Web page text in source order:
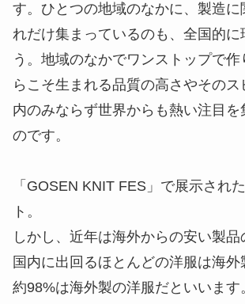
す。ひとつの地域のなかに、製造に
れだけ集まっているのも、全国的に
う。地域のなかでワンストップで
らこそ生まれる品質の高さやそのス
内のみならず世界からも熱い注目を
のです。
「GOSEN KNIT FES」で展示され
ト。
しかし、近年は海外からの安い製品
国内に出回るほとんどの洋服は海外
約98%は海外製の洋服だといいます